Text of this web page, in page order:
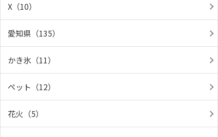
X（10）
愛知県（135）
かき氷（11）
ペット（12）
花火（5）